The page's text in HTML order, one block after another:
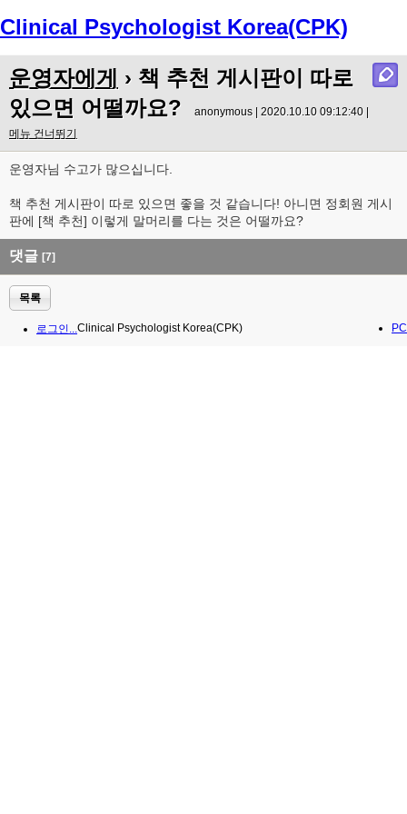
Clinical Psychologist Korea(CPK)
Menu
운영자에게 › 책 추천 게시판이 따로
있으면 어떨까요?
anonymous | 2020.10.10 09:12:40 |
메뉴 건너뛰기
운영자님 수고가 많으십니다.
책 추천 게시판이 따로 있으면 좋을 것 같습니다! 아니면 정회원 게시
판에 [책 추천] 이렇게 말머리를 다는 것은 어떨까요?
댓글 [7]
목록
로그인... PC
Clinical Psychologist Korea(CPK)